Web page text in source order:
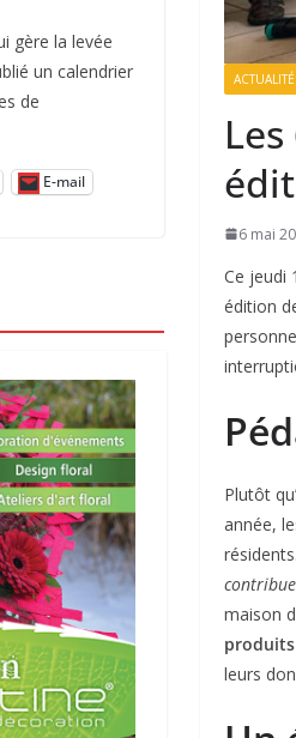
6 mai
Ce jeudi
édition
Plutôt
année,
maison
leurs
gère la levée
un calendrier
de
E-mail